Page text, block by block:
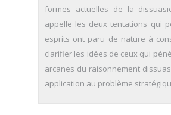
formes actuelles de la
appelle les deux tentations qui
esprits ont paru de nature à
clarifier les idées de ceux qui
arcanes du raisonnement
application au problème